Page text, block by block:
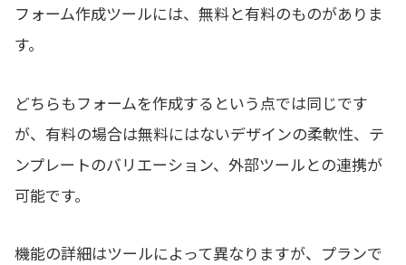
フォーム作成ツールには、無料と有料のものがありま
す。
どちらもフォームを作成するという点では同じです
が、有料の場合は無料にはないデザインの柔軟性、テ
ンプレートのバリエーション、外部ツールとの連携が
可能です。
機能の詳細はツールによって異なりますが、プランで